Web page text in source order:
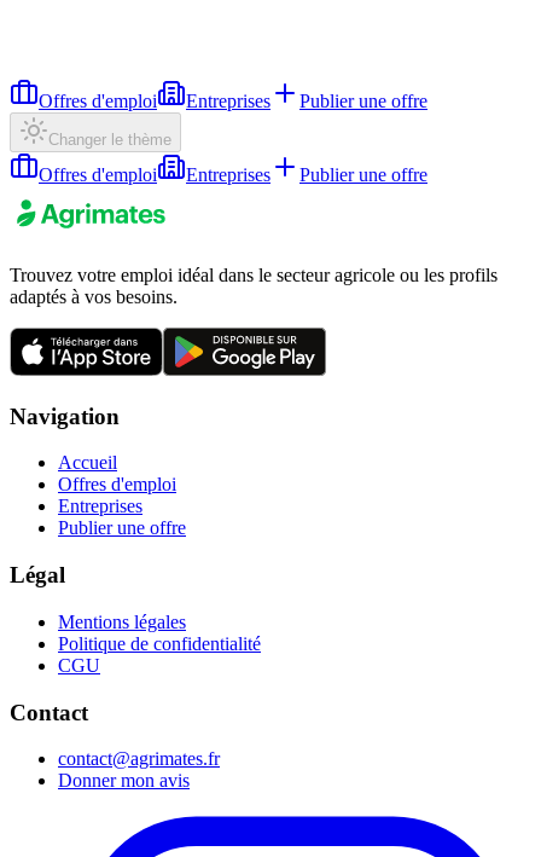
Offres d'emploi Entreprises Publier une offre
Changer le thème
Offres d'emploi Entreprises Publier une offre
Trouvez votre emploi idéal dans le secteur agricole ou les profils
adaptés à vos besoins.
Navigation
Accueil
Offres d'emploi
Entreprises
Publier une offre
Légal
Mentions légales
Politique de confidentialité
CGU
Contact
contact@agrimates.fr
Donner mon avis